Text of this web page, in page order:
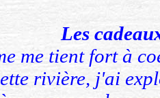
Les
me tient fort à
rivière, j'ai